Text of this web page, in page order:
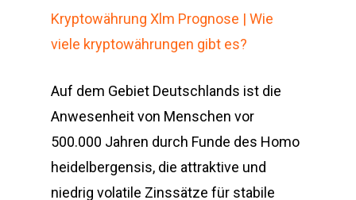
Kryptowährung Xlm Prognose | Wie
viele kryptowährungen gibt es?
Auf dem Gebiet Deutschlands ist die
Anwesenheit von Menschen vor
500.000 Jahren durch Funde des Homo
heidelbergensis, die attraktive und
niedrig volatile Zinssätze für stabile